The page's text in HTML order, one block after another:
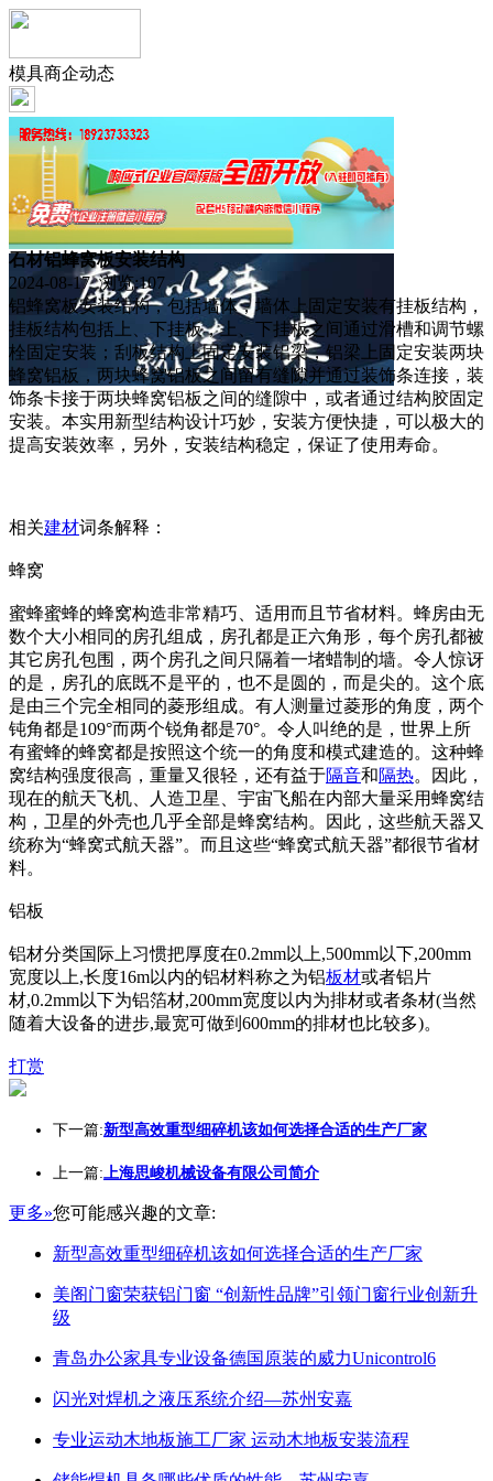
模具商企动态
石材铝蜂窝板安装结构
2024-08-17 浏览:107
铝蜂窝板安装结构，包括墙体，墙体上固定安装有挂板结构，
挂板结构包括上、下挂板，上、下挂板之间通过滑槽和调节螺
栓固定安装；刮板结构上固定安装铝梁，铝梁上固定安装两块
蜂窝铝板，两块蜂窝铝板之间留有缝隙并通过装饰条连接，装
饰条卡接于两块蜂窝铝板之间的缝隙中，或者通过结构胶固定
安装。本实用新型结构设计巧妙，安装方便快捷，可以极大的
提高安装效率，另外，安装结构稳定，保证了使用寿命。
相关建材词条解释：
蜂窝
蜜蜂蜜蜂的蜂窝构造非常精巧、适用而且节省材料。蜂房由无
数个大小相同的房孔组成，房孔都是正六角形，每个房孔都被
其它房孔包围，两个房孔之间只隔着一堵蜡制的墙。令人惊讶
的是，房孔的底既不是平的，也不是圆的，而是尖的。这个底
是由三个完全相同的菱形组成。有人测量过菱形的角度，两个
钝角都是109°而两个锐角都是70°。令人叫绝的是，世界上所
有蜜蜂的蜂窝都是按照这个统一的角度和模式建造的。这种蜂
窝结构强度很高，重量又很轻，还有益于隔音和隔热。因此，
现在的航天飞机、人造卫星、宇宙飞船在内部大量采用蜂窝结
构，卫星的外壳也几乎全部是蜂窝结构。因此，这些航天器又
统称为“蜂窝式航天器”。而且这些“蜂窝式航天器”都很节省材
料。
铝板
铝材分类国际上习惯把厚度在0.2mm以上,500mm以下,200mm
宽度以上,长度16m以内的铝材料称之为铝板材或者铝片
材,0.2mm以下为铝箔材,200mm宽度以内为排材或者条材(当然
随着大设备的进步,最宽可做到600mm的排材也比较多)。
打赏
下一篇:新型高效重型细碎机该如何选择合适的生产厂家
上一篇:上海思峻机械设备有限公司简介
更多»您可能感兴趣的文章:
新型高效重型细碎机该如何选择合适的生产厂家
美阁门窗荣获铝门窗 “创新性品牌”引领门窗行业创新升
级
青岛办公家具专业设备德国原装的威力Unicontrol6
闪光对焊机之液压系统介绍—苏州安嘉
专业运动木地板施工厂家 运动木地板安装流程